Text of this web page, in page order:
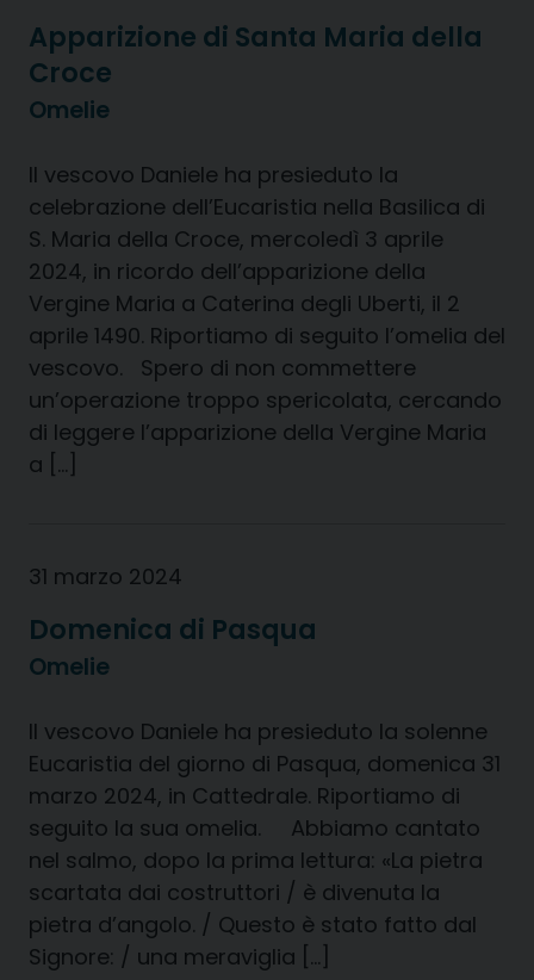
Apparizione di Santa Maria della
Croce
Omelie
Il vescovo Daniele ha presieduto la
celebrazione dell’Eucaristia nella Basilica di
S. Maria della Croce, mercoledì 3 aprile
2024, in ricordo dell’apparizione della
Vergine Maria a Caterina degli Uberti, il 2
aprile 1490. Riportiamo di seguito l’omelia del
vescovo. Spero di non commettere
un’operazione troppo spericolata, cercando
di leggere l’apparizione della Vergine Maria
a […]
31 marzo 2024
Domenica di Pasqua
Omelie
Il vescovo Daniele ha presieduto la solenne
Eucaristia del giorno di Pasqua, domenica 31
marzo 2024, in Cattedrale. Riportiamo di
seguito la sua omelia. Abbiamo cantato
nel salmo, dopo la prima lettura: «La pietra
scartata dai costruttori / è divenuta la
pietra d’angolo. / Questo è stato fatto dal
Signore: / una meraviglia […]